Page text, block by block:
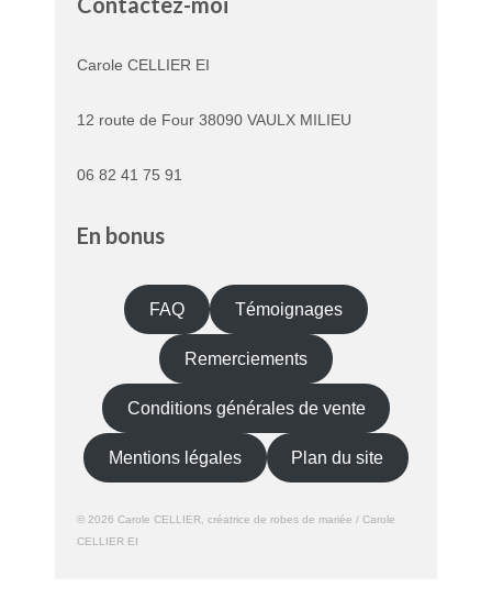
Carole CELLIER EI
12 route de Four 38090 VAULX MILIEU
06 82 41 75 91
En bonus
FAQ Témoignages
Remerciements
Conditions générales de vente
Mentions légales Plan du site
© 2026 Carole CELLIER, créatrice de robes de mariée / Carole
CELLIER EI